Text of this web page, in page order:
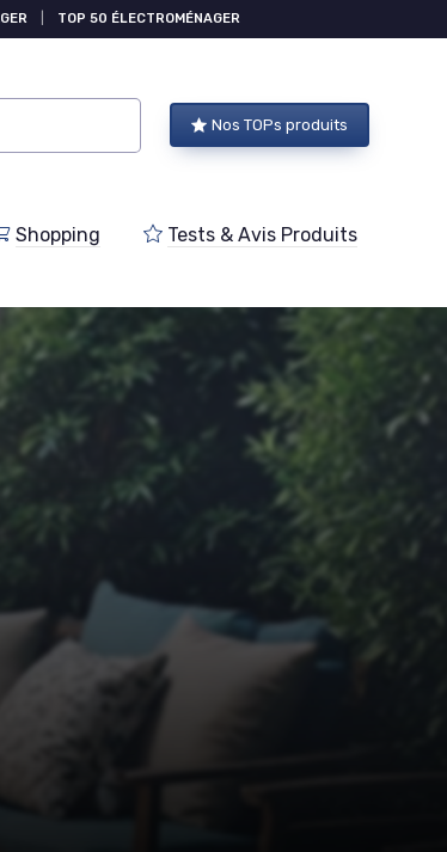
TOP 50 ÉLECTROMÉNAGER
Nos TOPs produits
Shopping Tests & Avis Produits